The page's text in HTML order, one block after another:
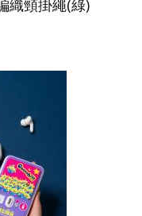
織頸掛繩(綠)